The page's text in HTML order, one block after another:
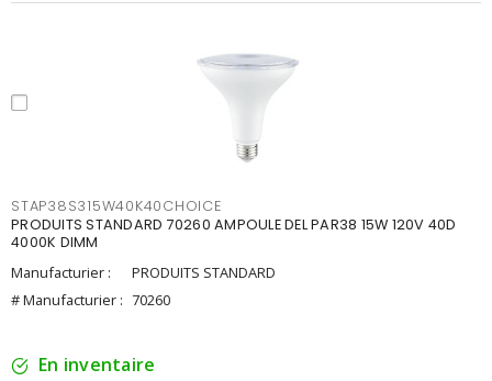
STAP38S315W40K40CHOICE
PRODUITS STANDARD 70260 AMPOULE DEL PAR38 15W 120V 40D
4000K DIMM
Manufacturier :
PRODUITS STANDARD
# Manufacturier : 70260
En inventaire